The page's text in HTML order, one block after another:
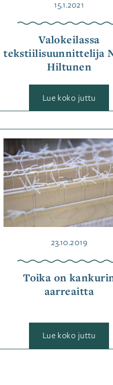
Valokeilassa
tekstiilisuunnittelija
Hiltunen
Julkaistu
15.1.2021
Lue koko juttu
Toika on
aarreaitta
Julkaistu
23.10.2019
Lue koko juttu
on
Jutut
kudonta